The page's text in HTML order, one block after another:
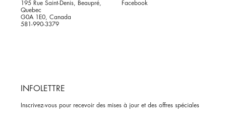
195 Rue Saint-Denis, Beaupré,
Quebec
G0A 1E0, Canada
581-990-3379
Facebook
INFOLETTRE
Inscrivez-vous pour recevoir des mises à jour et des offres spéciales